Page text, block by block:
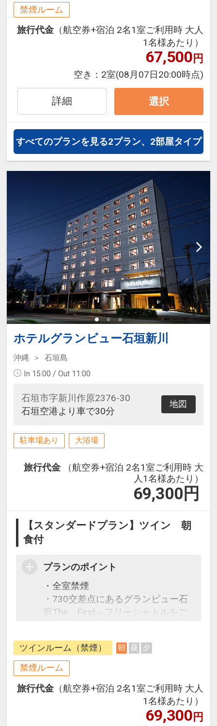
ソフトドリンク・アイスキャンディ
ー
めぐる島旅（泡盛6種類）14：00～
機材洗い場、鍵付きのダイビングロ
※台数に限りがある為ご利用いただ
けない場合もございます
禁煙ルーム
旅行代金 （航空券+宿泊 2名1室ご利用時 大人
1名様あたり）
67,500円
空き： 2室(08月07日20:00時点)
詳細 選択
すべてのプランを見る2プラン、2部屋タイプ
ホテルグランビュー石垣新川
沖縄
石垣島
In 15:00 / Out 11:00
石垣市字新川作原2376-30
石垣空港より車で30分
地図
駐車場あり 大浴場
旅行代金
（航空券+宿泊 2名1室ご利用時 大
人1名様あたり）
69,300 円
【スタンダードプラン】ツイン 朝
食付
プランのポイント
・全室禁煙
・730交差点にあるグランビュー石
垣The First⇔フリーシャトルをご
・徒歩圏内にマックスバリュ新川店
あり
ツインルーム（禁煙） 朝 昼 夕
禁煙ルーム
旅行代金 （航空券+宿泊 2名1室ご利用時 大人
1名様あたり）
69,300円